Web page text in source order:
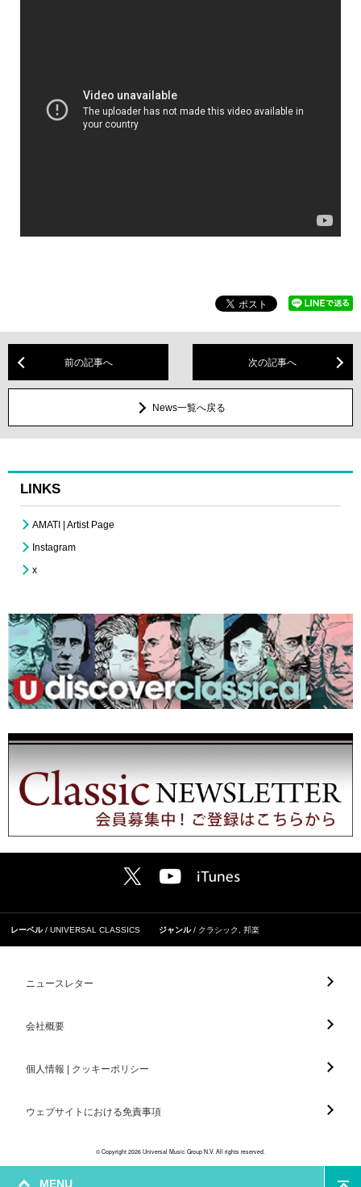
MENU
前の記事へ 次の記事へ
News一覧へ戻る
LINKS
AMATI | Artist Page
Instagram
x
レーベル UNIVERSAL CLASSICS ジャンル クラシック 邦楽
ニュースレター
会社概要
個人情報 | クッキーポリシー
ウェブサイトにおける免責事項
© Copyright 2026 Universal Music Group N.V. All rights reserved.